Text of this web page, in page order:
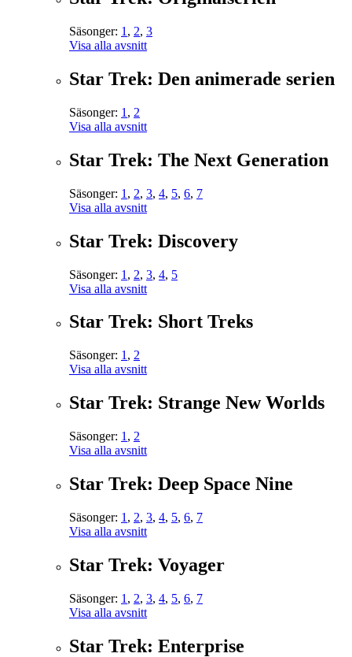
Säsonger: 1 , 2, 3
Visa alla avsnitt
Star Trek: Den animerade serien
Säsonger: 1 , 2
Visa alla avsnitt
Star Trek: The Next Generation
Säsonger: 1 , 2, 3, 4, 5, 6, 7
Visa alla avsnitt
Star Trek: Discovery
Säsonger: 1 , 2, 3, 4, 5
Visa alla avsnitt
Star Trek: Short Treks
Säsonger: 1 , 2
Visa alla avsnitt
Star Trek: Strange New Worlds
Säsonger: 1 , 2
Visa alla avsnitt
Star Trek: Deep Space Nine
Säsonger: 1 , 2, 3, 4, 5, 6, 7
Visa alla avsnitt
Star Trek: Voyager
Säsonger: 1 , 2, 3, 4, 5, 6, 7
Visa alla avsnitt
Star Trek: Enterprise